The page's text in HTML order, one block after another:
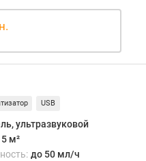
USB
ультразвуковой
м²
до 50 мл/ч